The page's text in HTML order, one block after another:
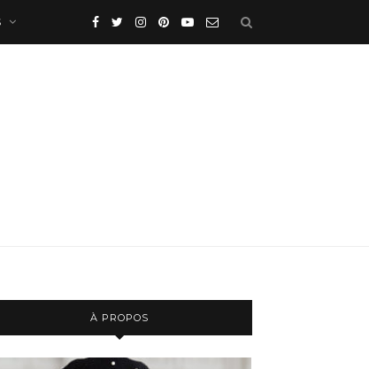
À PROPOS